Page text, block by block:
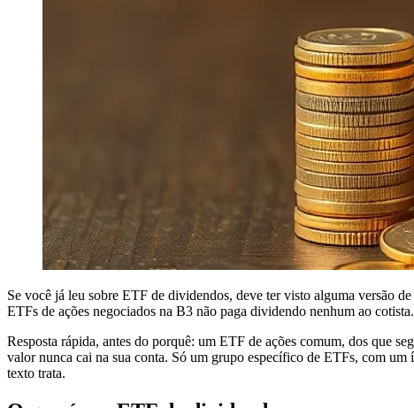
Se você já leu sobre ETF de dividendos, deve ter visto alguma versão
ETFs de ações negociados na B3 não paga dividendo nenhum ao
Resposta rápida, antes do porquê: um ETF de ações comum, dos que
valor nunca cai na sua conta. Só um grupo específico de ETFs, com
texto trata.